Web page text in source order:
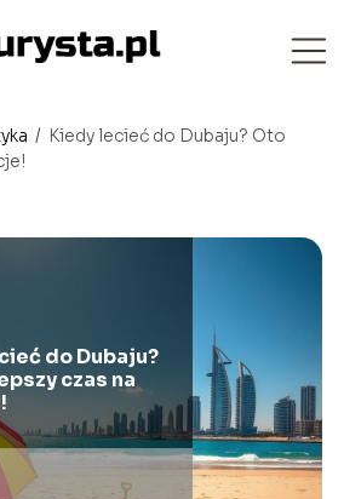
/ Kiedy lecieć do Dubaju? Oto
do Dubaju?
czas na